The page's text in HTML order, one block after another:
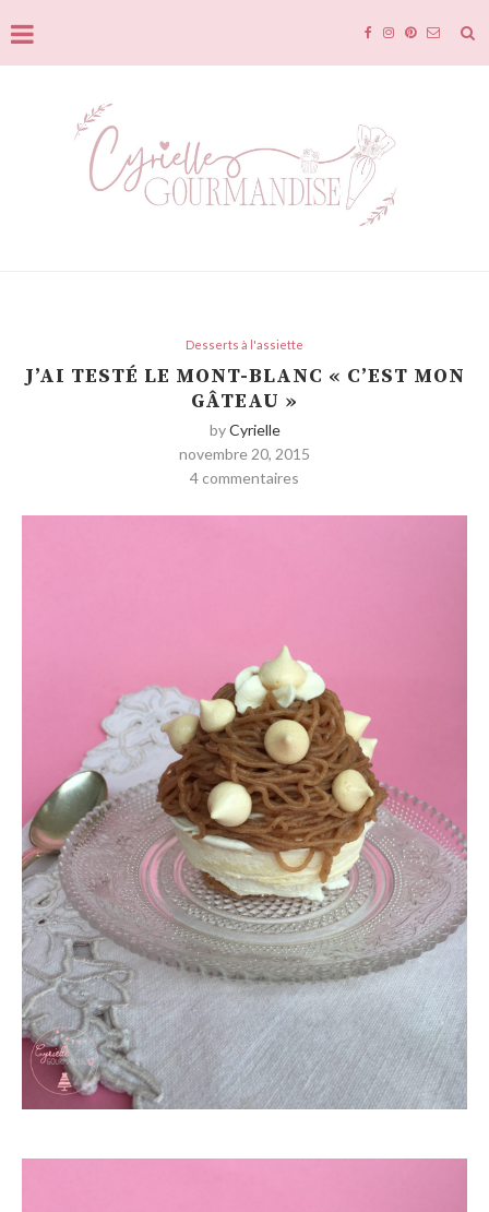
Desserts à l'assiette
J’AI TESTÉ LE MONT-BLANC « C’EST MON
GÂTEAU »
byCyrielle
novembre 20, 2015
4 commentaires